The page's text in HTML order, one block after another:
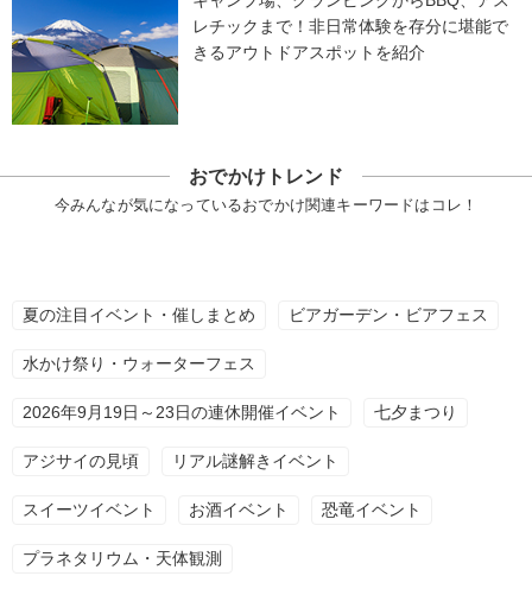
レチックまで！非日常体験を存分に堪能で
きるアウトドアスポットを紹介
おでかけトレンド
今みんなが気になっているおでかけ関連キーワードはコレ！
夏の注目イベント・催しまとめ ビアガーデン・ビアフェス
水かけ祭り・ウォーターフェス
2026年9月19日～23日の連休開催イベント 七夕まつり
アジサイの見頃 リアル謎解きイベント
スイーツイベント お酒イベント 恐竜イベント
プラネタリウム・天体観測